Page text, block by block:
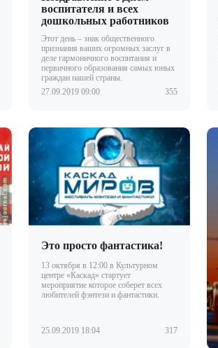
воспитателя и всех
дошкольных работников
Этот день – знак общественного
признания ваших огромных заслуг в
деле гармоничного воспитания и
первичного образования самых юных
граждан нашей страны.
27.09.2019 09:00
355
Это просто фантастика!
13 октября в 12:00 в Культурном
центре «Каскад» стартует
мероприятие которое соберет всех
любителей фэнтези и фантастики.
25.09.2019 18:04 317